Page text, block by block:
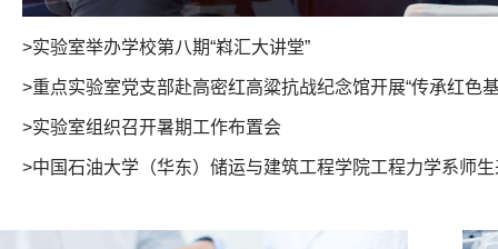
>实验室举办学校第八期“嵙汇大讲堂”
>重点实验室党支部赴高密红高粱抗战纪念馆开展“传承红色
>实验室组织召开暑期工作布置会
>中国石油大学（华东）储运与建筑工程学院工程力学系师